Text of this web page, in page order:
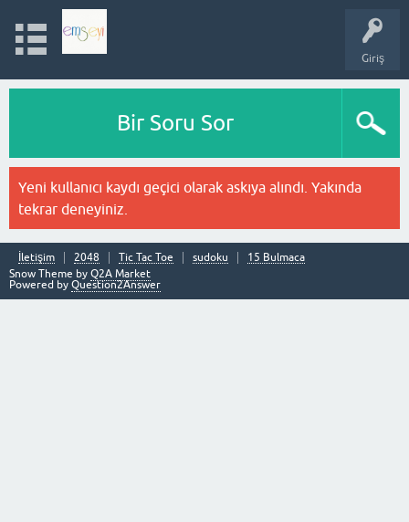
Giriş
Bir Soru Sor
Yeni kullanıcı kaydı geçici olarak askıya alındı. Yakında
tekrar deneyiniz.
İletişim 2048 Tic Tac Toe sudoku
15 Bulmaca
Snow Theme by Q2A Market
Powered by Question2Answer